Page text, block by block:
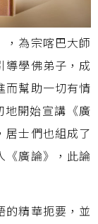
為宗喀巴大師
導學佛弟子，成
而幫助一切有情
開始宣講《廣
居士們也組成了
《廣論》，此論
精華扼要，並